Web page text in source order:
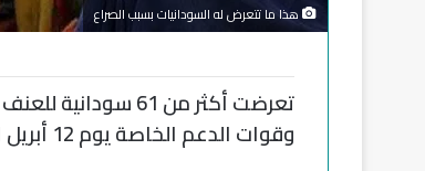
هذا ما تتعرض له السودانيات بسبب الصراع
تعرضت أكثر من 61
وقوات الدعم الخاصة يوم 12 أبريل الماضي.